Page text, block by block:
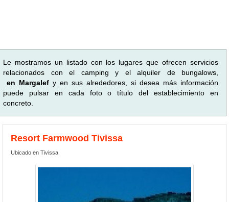
Le mostramos un listado con los lugares que ofrecen servicios
relacionados con el camping y el alquiler de bungalows,
en Margalef y en sus alrededores, si desea más información
puede pulsar en cada foto o título del establecimiento en
concreto.
Resort Farmwood Tivissa
Ubicado en Tivissa